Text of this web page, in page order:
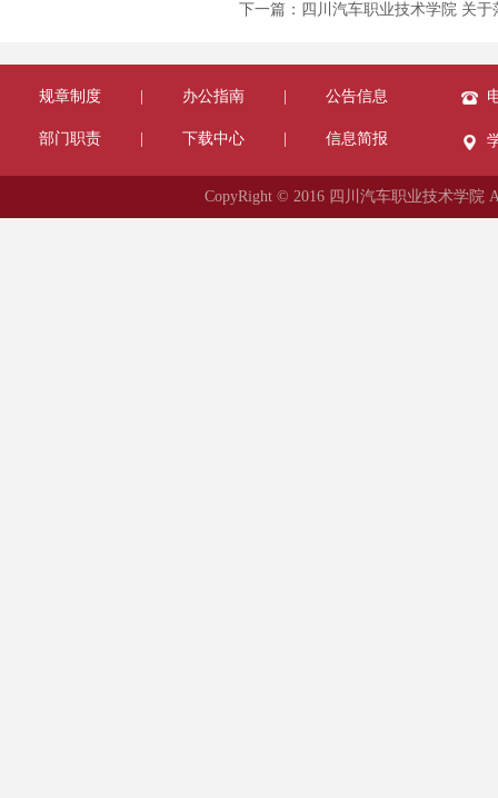
下一篇：四川汽车职业技术学院 关
规章制度 办公指南 公告信息
部门职责 下载中心 信息简报
CopyRight © 2016 四川汽车职业技术学